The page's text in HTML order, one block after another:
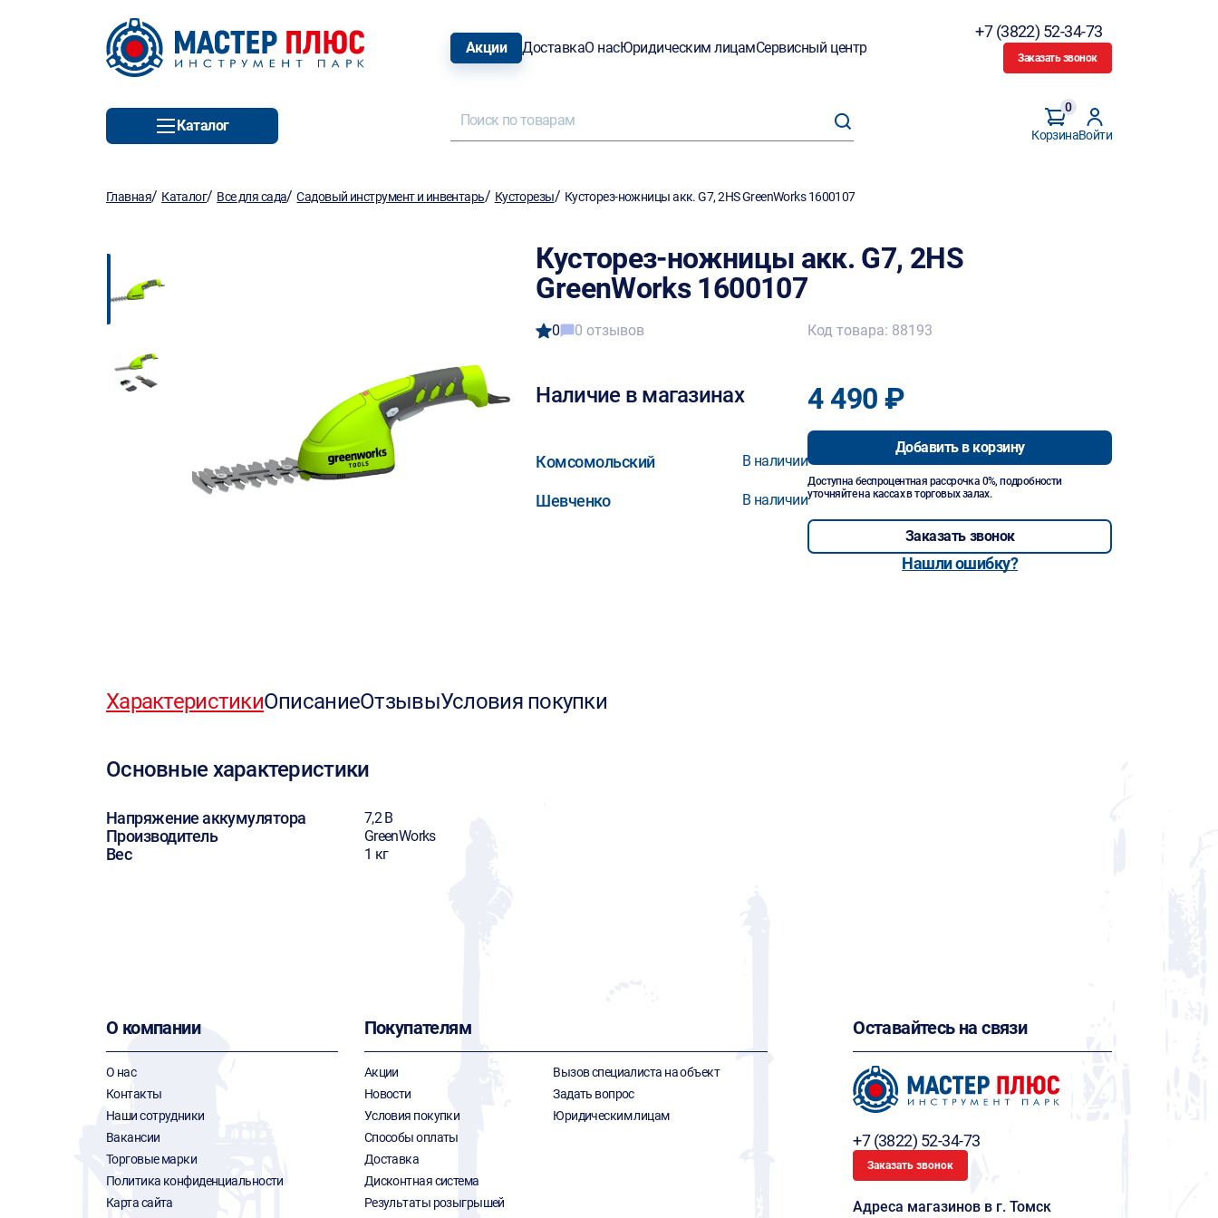
Акции ДоставкаО насЮридическим лицамСервисный центр
+7 (3822) 52-34-73
Заказать звонок
Каталог
Корзина
0
Войти
Главная/ Каталог/ Все для сада/Садовый инструмент и инвентарь/ Кусторезы/ Кусторез-ножницы акк. G7, 2HS GreenWorks 1600107
Кусторез-ножницы акк. G7, 2HS
GreenWorks 1600107
0 0 отзывов
Наличие в магазинах
Комсомольский В наличии
Шевченко В наличии
Код товара: 88193
4 490 ₽
Добавить в корзину
Доступна беспроцентная рассрочка 0%, подробности
уточняйте на кассах в торговых залах.
Заказать звонок
Нашли ошибку?
ХарактеристикиОписаниеОтзывыУсловия покупки
Основные характеристики
Напряжение аккумулятора 7,2 В
Производитель GreenWorks
Вес 1 кг
О компании
О нас
Контакты
Наши сотрудники
Вакансии
Торговые марки
Политика конфиденциальности
Карта сайта
Покупателям
Акции
Новости
Условия покупки
Способы оплаты
Доставка
Дисконтная система
Результаты розыгрышей
Вызов специалиста на объект
Задать вопрос
Юридическим лицам
Оставайтесь на связи
+7 (3822) 52-34-73
Заказать звонок
Адреса магазинов в г. Томск